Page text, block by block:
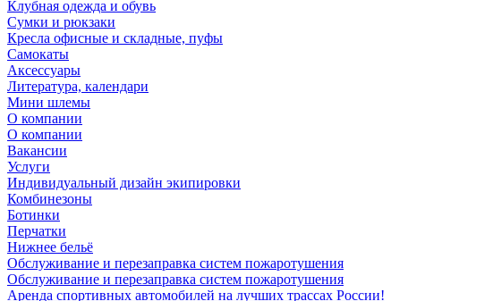
Клубная одежда и обувь
Сумки и рюкзаки
Кресла офисные и складные, пуфы
Самокаты
Аксессуары
Литература, календари
Мини шлемы
О компании
О компании
Вакансии
Услуги
Индивидуальный дизайн экипировки
Комбинезоны
Ботинки
Перчатки
Нижнее бельё
Обслуживание и перезаправка систем пожаротушения
Обслуживание и перезаправка систем пожаротушения
Аренда спортивных автомобилей на лучших трассах России!